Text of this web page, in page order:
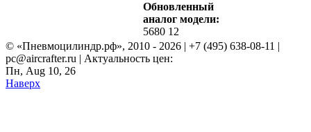
Обновленный
аналог модели:
5680 12
© «Пневмоцилиндр.рф», 2010 - 2026 | +7 (495) 638-08-11 |
pc@aircrafter.ru | Актуальность цен:
Пн, Aug 10, 26
Наверх